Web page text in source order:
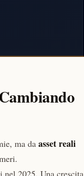
ma da asset reali
2025. Una crescita